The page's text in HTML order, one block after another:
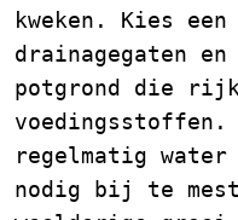
kweken. Kies
drainagegaten en
potgrond die
regelmatig
nodig bij te